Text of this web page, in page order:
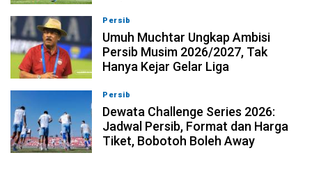
Persib
Umuh Muchtar Ungkap Ambisi
Persib Musim 2026/2027, Tak
Hanya Kejar Gelar Liga
Persib
Dewata Challenge Series 2026:
Jadwal Persib, Format dan Harga
Tiket, Bobotoh Boleh Away